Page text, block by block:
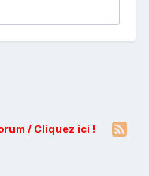
/ Cliquez ici !